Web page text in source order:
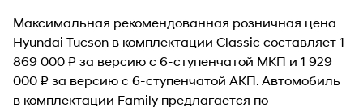
Максимальная рекомендованная розничная цена
Hyundai Tucson в комплектации Classic составляет 1
869 000 ₽ за версию с 6-ступенчатой МКП и 1 929
000 ₽ за версию с 6-ступенчатой АКП. Автомобиль
в комплектации Family предлагается по